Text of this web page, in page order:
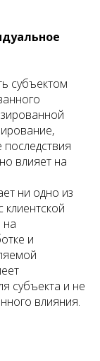
субъектом
влияет на
ни одно из
на
и
субъекта и не
влияния.